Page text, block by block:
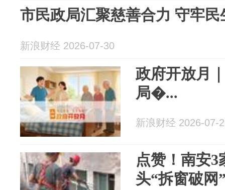
市民政局汇聚慈善合力 守牢民
新浪财经 2026-07-30
政府开放月
局�...
新浪财经 2026-07-
点赞！南安3
头“拆窗破网